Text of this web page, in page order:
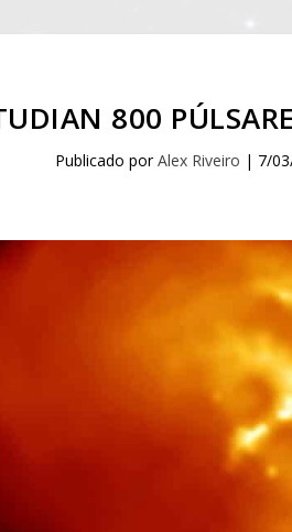
800
Publicado porAlex Riveiro | 7/